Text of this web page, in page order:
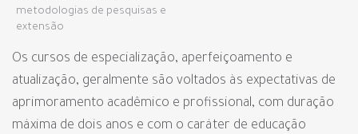
metodologias de pesquisas e
extensão
Os cursos de especialização, aperfeiçoamento e
atualização, geralmente são voltados às expectativas de
aprimoramento acadêmico e profissional, com duração
máxima de dois anos e com o caráter de educação